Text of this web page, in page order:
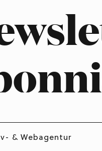
& Webagentur
erhältst du
Tipps, um den
deiner Firma